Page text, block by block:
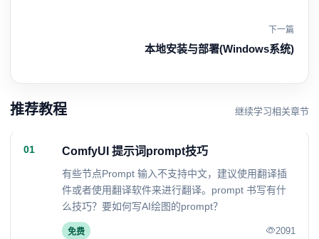
下一篇
本地安装与部署(Windows系统)
推荐教程 继续学习相关章节
01 ComfyUI 提示词prompt技巧
有些节点Prompt 输入不支持中文，建议使用翻译插
件或者使用翻译软件来进行翻译。prompt 书写有什
么技巧？要如何写AI绘图的prompt？
免费 2091